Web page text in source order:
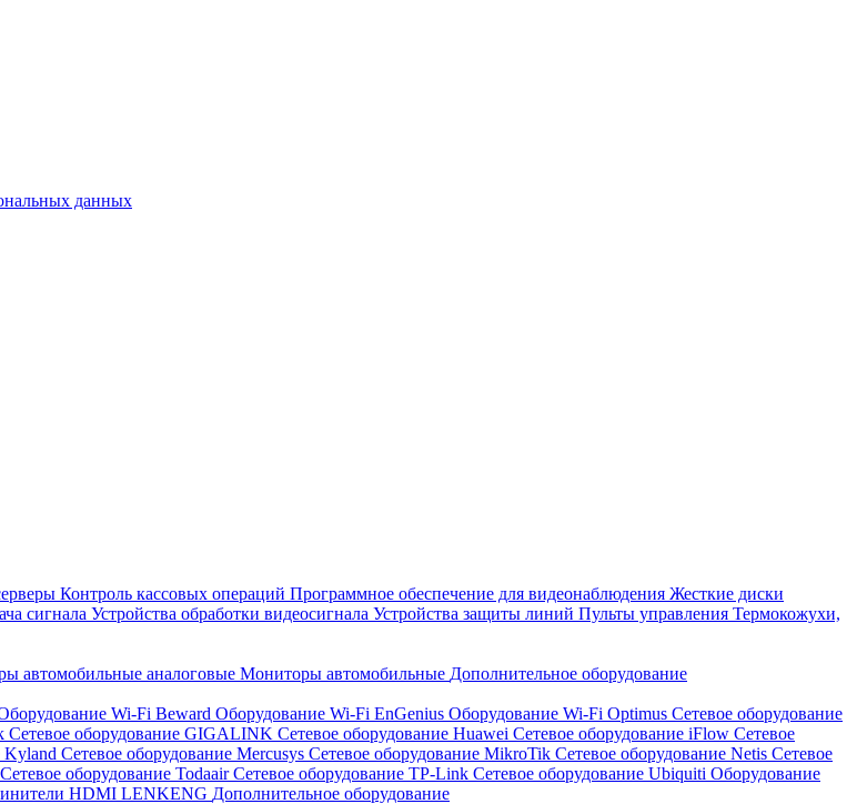
данных
Контроль кассовых операций Программное обеспечение для видеонаблюдения Жесткие диски
сигнала Устройства обработки видеосигнала Устройства защиты линий Пульты управления Термокожухи,
автомобильные аналоговые Мониторы автомобильные Дополнительное оборудование
Wi-Fi Beward Оборудование Wi-Fi EnGenius Оборудование Wi-Fi Optimus Сетевое оборудование
Сетевое оборудование GIGALINK Сетевое оборудование Huawei Сетевое оборудование iFlow Сетевое
Kyland Сетевое оборудование Mercusys Сетевое оборудование MikroTik Сетевое оборудование Netis Сетевое
Сетевое оборудование TodaairСетевое оборудование TP-Link Сетевое оборудование Ubiquiti Оборудование
HDMI LENKENG Дополнительное оборудование